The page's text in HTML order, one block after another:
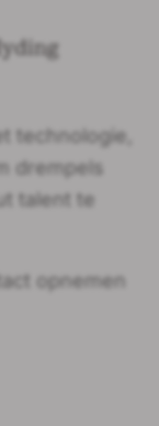
technologie,
drempels
talent te
opnemen